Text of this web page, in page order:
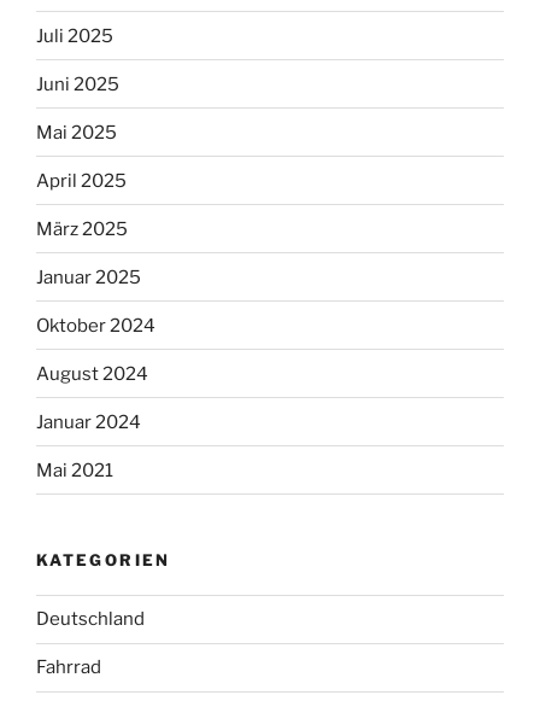
Juli 2025
Juni 2025
Mai 2025
April 2025
März 2025
Januar 2025
Oktober 2024
August 2024
Januar 2024
Mai 2021
KATEGORIEN
Deutschland
Fahrrad